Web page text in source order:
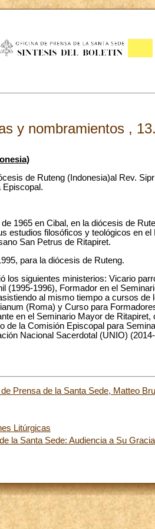
y nombramientos ,
de Ruteng (Indonesia)al Rev.
Episcopal.
1965 en Cibal, en la diócesis de
estudios filosóficos y teológicos en el
San Petrus de Ritapiret.
para la diócesis de Ruteng.
los siguientes ministerios: Vicario
(1995-1996), Formador en el
al mismo tiempo a cursos de
(Roma) y Curso para
en el Seminario Mayor de
de la Comisión Episcopal para
Nacional Sacerdotal (UNIO)
Prensa de la Santa Sede, Matteo
Litúrgicas
la Santa Sede: Audiencia a Su